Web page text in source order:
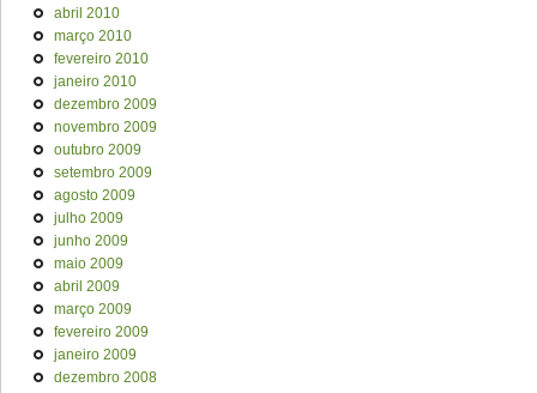
abril 2010
março 2010
fevereiro 2010
janeiro 2010
dezembro 2009
novembro 2009
outubro 2009
setembro 2009
agosto 2009
julho 2009
junho 2009
maio 2009
abril 2009
março 2009
fevereiro 2009
janeiro 2009
dezembro 2008